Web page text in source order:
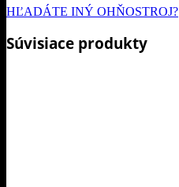
HĽADÁTE INÝ OHŇOSTROJ?
Súvisiace produkty